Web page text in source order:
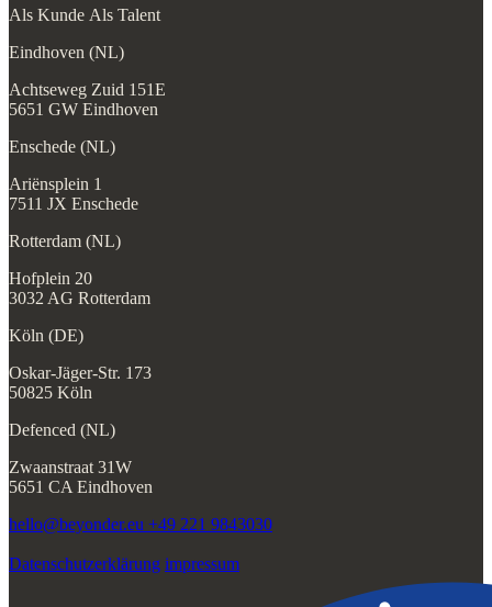
Als Kunde Als Talent
Eindhoven (NL)
Achtseweg Zuid 151E
5651 GW Eindhoven
Enschede (NL)
Ariënsplein 1
7511 JX Enschede
Rotterdam (NL)
Hofplein 20
3032 AG Rotterdam
Köln (DE)
Oskar-Jäger-Str. 173
50825 Köln
Defenced (NL)
Zwaanstraat 31W
5651 CA Eindhoven
hello@beyonder.eu +49 221 9843030
Datenschutzerklärung impressum